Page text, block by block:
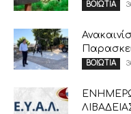
ΒΟΙΩΤΙΑ
ΒΟΙΩΤΙΑ